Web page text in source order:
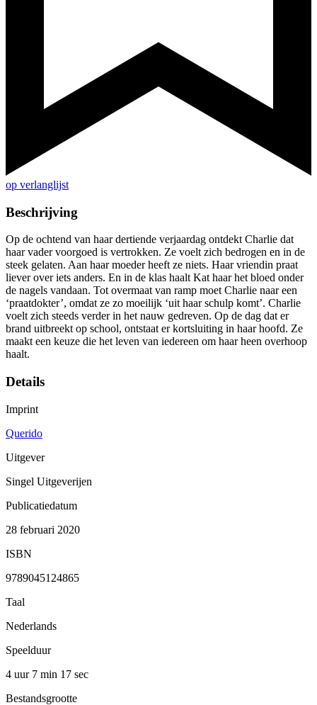
op verlanglijst
Beschrijving
Op de ochtend van haar dertiende verjaardag ontdekt Charlie dat
haar vader voorgoed is vertrokken. Ze voelt zich bedrogen en in de
steek gelaten. Aan haar moeder heeft ze niets. Haar vriendin praat
liever over iets anders. En in de klas haalt Kat haar het bloed onder
de nagels vandaan. Tot overmaat van ramp moet Charlie naar een
‘praatdokter’, omdat ze zo moeilijk ‘uit haar schulp komt’. Charlie
voelt zich steeds verder in het nauw gedreven. Op de dag dat er
brand uitbreekt op school, ontstaat er kortsluiting in haar hoofd. Ze
maakt een keuze die het leven van iedereen om haar heen overhoop
haalt.
Details
Imprint
Querido
Uitgever
Singel Uitgeverijen
Publicatiedatum
28 februari 2020
ISBN
9789045124865
Taal
Nederlands
Speelduur
4 uur 7 min 17 sec
Bestandsgrootte